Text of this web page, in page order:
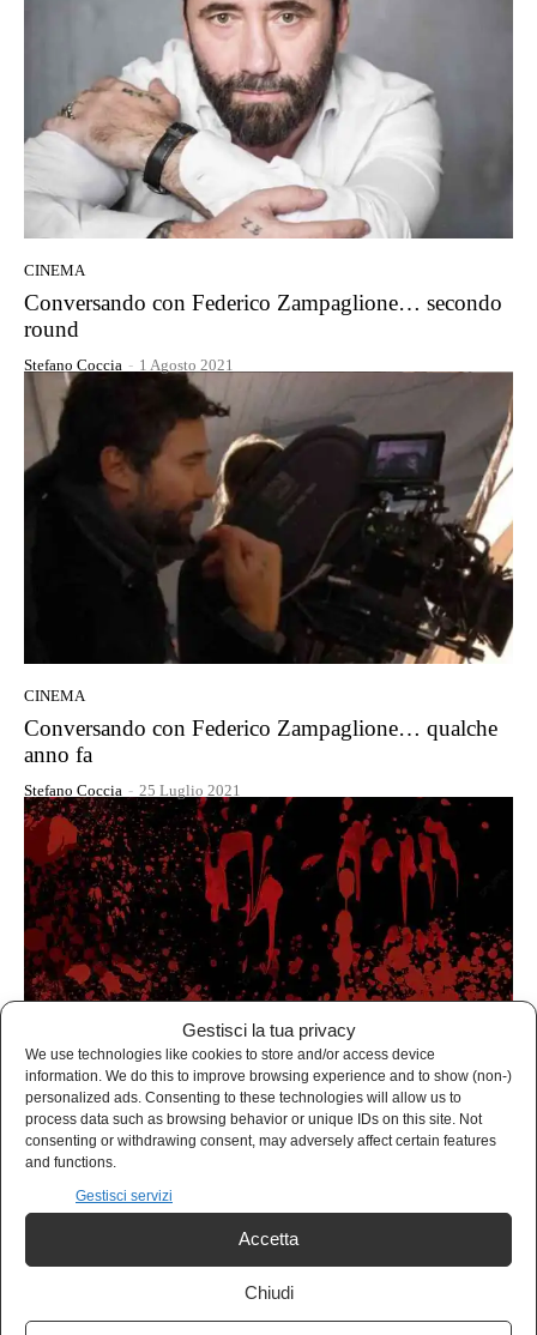
Gestisci la tua privacy
We use technologies like cookies to store and/or access device
information. We do this to improve browsing experience and to show (non-)
personalized ads. Consenting to these technologies will allow us to
process data such as browsing behavior or unique IDs on this site. Not
consenting or withdrawing consent, may adversely affect certain features
and functions.
Gestisci servizi
Accetta
Chiudi
CINEMA
Conversando con Federico Zampaglione… secondo
round
Stefano Coccia - 1 Agosto 2021
CINEMA
Conversando con Federico Zampaglione… qualche
anno fa
Stefano Coccia - 25 Luglio 2021
BIBLOS
Il titolo, le storie, l’autore: tutto qui è Ultrabizzarro
Redazione - 5 Giugno 2021